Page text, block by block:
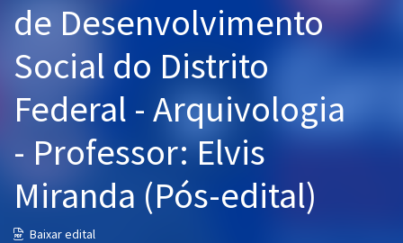
Pós
Graduação
OAB
Questões grátis
de Desenvolvimento
Social do Distrito
Federal - Arquivologia
- Professor: Elvis
Miranda (Pós-edital)
Baixar edital